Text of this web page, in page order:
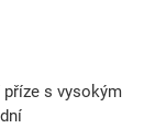
s vysokým